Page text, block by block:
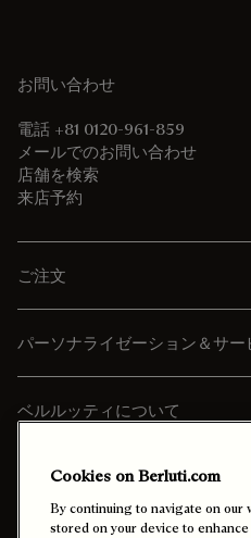
お問い合わせ
電話 +81 0120-961-859
メールでのお問い合わせ
店舗を検索
来店予約
ご注文
パーソナライゼーション＆サー
ベルルッティについて
Cookies on Berluti.com
By continuing to navigate on our
stored on your device to